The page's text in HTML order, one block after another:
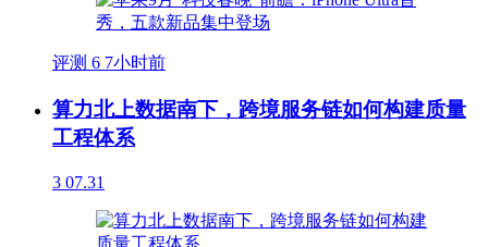
评测 6 7小时前
算力北上数据南下，跨境服务链如何构建质量
工程体系
3 07.31